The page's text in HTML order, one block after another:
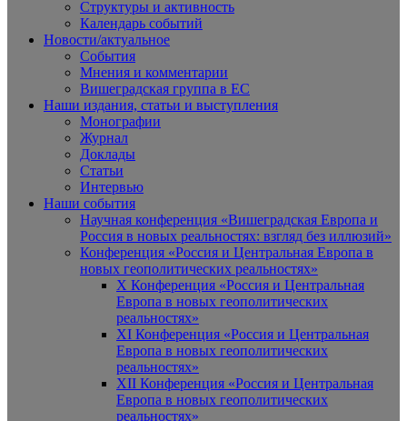
Структуры и активность
Календарь событий
Новости/актуальное
События
Мнения и комментарии
Вишеградская группа в ЕС
Наши издания, статьи и выступления
Монографии
Журнал
Доклады
Статьи
Интервью
Наши события
Научная конференция «Вишеградская Европа и
Россия в новых реальностях: взгляд без иллюзий»
Конференция «Россия и Центральная Европа в
новых геополитических реальностях»
X Конференция «Россия и Центральная
Европа в новых геополитических
реальностях»
XI Конференция «Россия и Центральная
Европа в новых геополитических
реальностях»
XII Конференция «Россия и Центральная
Европа в новых геополитических
реальностях»